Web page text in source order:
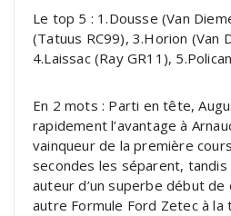
Le top 5 : 1.Dousse (Van
(Tatuus RC99), 3.Horion (Van
4.Laissac (Ray GR11),
En 2 mots : Parti en tête,
rapidement l’avantage à
vainqueur de la première
secondes les séparent, tandis
auteur d’un superbe début de
autre Formule Ford Zetec à la